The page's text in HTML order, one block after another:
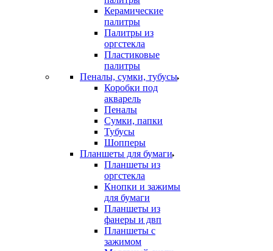
Керамические
палитры
Палитры из
оргстекла
Пластиковые
палитры
Пеналы, сумки, тубусы
Коробки под
акварель
Пеналы
Сумки, папки
Тубусы
Шопперы
Планшеты для бумаги
Планшеты из
оргстекла
Кнопки и зажимы
для бумаги
Планшеты из
фанеры и двп
Планшеты с
зажимом